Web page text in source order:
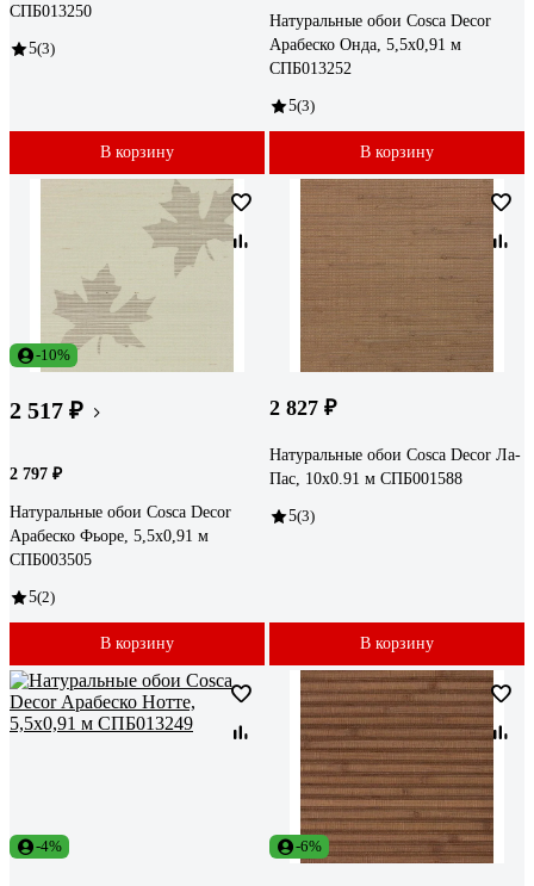
СПБ013250
5(3)
В корзину
Натуральные обои Cosca Decor
Арабеско Онда, 5,5x0,91 м
СПБ013252
5(3)
В корзину
-10%
2 517 ₽
2 797 ₽
Натуральные обои Cosca Decor
Арабеско Фьоре, 5,5x0,91 м
СПБ003505
5(2)
В корзину
2 827 ₽
Натуральные обои Cosca Decor Ла-
Пас, 10x0.91 м СПБ001588
5(3)
В корзину
-4% -6%